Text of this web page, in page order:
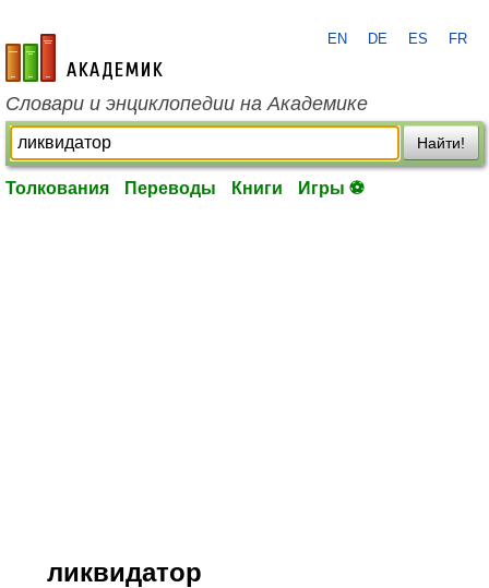
academic.ru
EN DE ES FR
Словари и энциклопедии на Академике
Найти!
Толкования Переводы Книги Игры ⚽
ликвидатор